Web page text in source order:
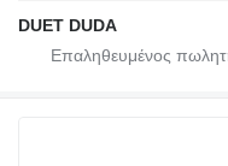
DUET DUDA